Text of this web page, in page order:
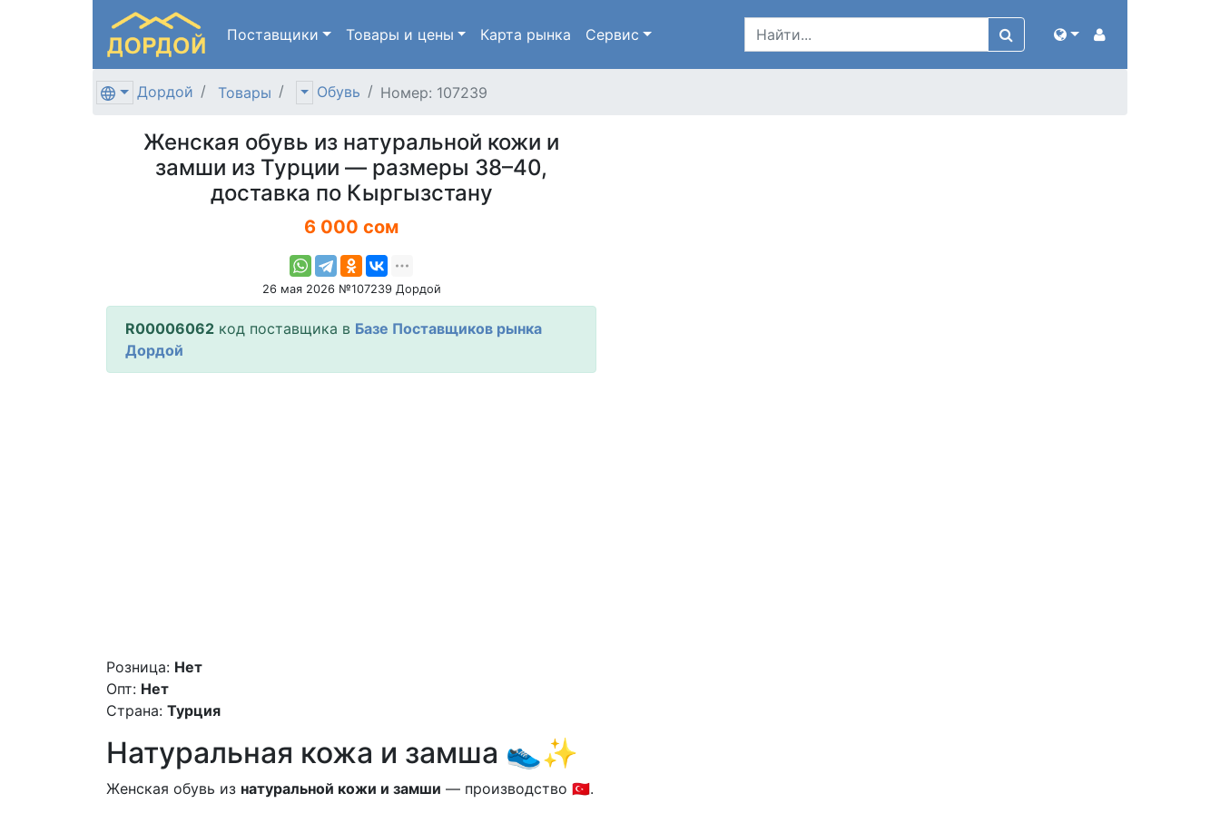
Поставщики Товары и цены Карта рынка Сервис
Дордой Товары Обувь Номер: 107239
Женская обувь из натуральной кожи и
замши из Турции — размеры 38–40,
доставка по Кыргызстану
6 000 сом
26 мая 2026 №107239 Дордой
R00006062 код поставщика в Базе Поставщиков рынка
Дордой
Розница: Нет
Опт: Нет
Страна: Турция
Натуральная кожа и замша 👟✨
Женская обувь из натуральной кожи и замши — производство 🇹🇷.